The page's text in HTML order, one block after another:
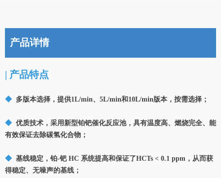
| 产品特点
◆ 多版本选择，提供1L/min、5L/min和10L/min版本，按需选择；
◆ 优质技术，采用新型铂钯催化反应池，具有温度高、燃烧完全、能
有效保证去除碳氢化合物；
◆ 基线稳定，铂-钯 HC 系统提高和保证了HCTs < 0.1 ppm，从而获
得稳定、无噪声的基线；
产品详情